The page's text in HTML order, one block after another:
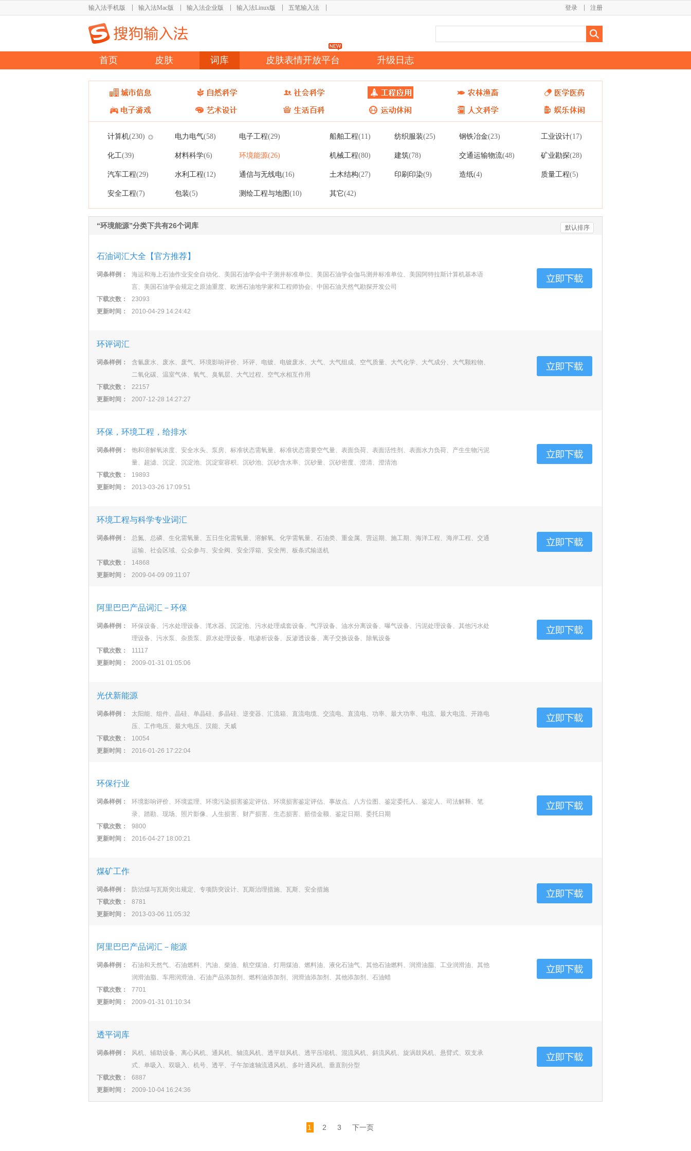
输入法手机版 输入法Mac版 输入法企业版 输入法Linux版 五笔输入法 注册
登录
首页 皮肤 词库 皮肤表情开放平台 升级日志
计算机(230) 电力电气(58) 电子工程(29) 船舶工程(11) 纺织服装(25) 钢铁冶金(23) 工业设计(17)
化工(39) 材料科学(6) 环境能源(26) 机械工程(80) 建筑(78) 交通运输物流(48) 矿业勘探(28)
汽车工程(29) 水利工程(12) 通信与无线电(16) 土木结构(27) 印刷印染(9) 造纸(4) 质量工程(5)
安全工程(7) 包装(5) 测绘工程与地图(10) 其它(42)
“环境能源”分类下共有26个词库 默认排序
石油词汇大全【官方推荐】
词条样例：
海运和海上石油作业安全自动化、美国石油学会中子测井标准单位、美国石油学会伽马测井标准单位、美国阿特拉斯计算机基本语
言、美国石油学会规定之原油重度、欧洲石油地学家和工程师协会、中国石油天然气勘探开发公司
下载次数：
23093
更新时间：
2010-04-29 14:24:42
环评词汇
词条样例：
含氰废水、废水、废气、环境影响评价、环评、电镀、电镀废水、大气、大气组成、空气质量、大气化学、大气成分、大气颗粒物、
二氧化碳、温室气体、氧气、臭氧层、大气过程、空气水相互作用
下载次数：
22157
更新时间：
2007-12-28 14:27:27
环保，环境工程，给排水
词条样例：
饱和溶解氧浓度、安全水头、泵房、标准状态需氧量、标准状态需要空气量、表面负荷、表面活性剂、表面水力负荷、产生生物污泥
量、超滤、沉淀、沉淀池、沉淀室容积、沉砂池、沉砂含水率、沉砂量、沉砂密度、澄清、澄清池
下载次数：
19893
更新时间：
2013-03-26 17:09:51
环境工程与科学专业词汇
词条样例：
总氮、总磷、生化需氧量、五日生化需氧量、溶解氧、化学需氧量、石油类、重金属、营运期、施工期、海洋工程、海岸工程、交通
运输、社会区域、公众参与、安全阀、安全浮箱、安全闸、板条式输送机
下载次数：
14868
更新时间：
2009-04-09 09:11:07
阿里巴巴产品词汇－环保
词条样例：
环保设备、污水处理设备、滗水器、沉淀池、污水处理成套设备、气浮设备、油水分离设备、曝气设备、污泥处理设备、其他污水处
理设备、污水泵、杂质泵、原水处理设备、电渗析设备、反渗透设备、离子交换设备、除氧设备
下载次数：
11117
更新时间：
2009-01-31 01:05:06
光伏新能源
词条样例：
太阳能、组件、晶硅、单晶硅、多晶硅、逆变器、汇流箱、直流电缆、交流电、直流电、功率、最大功率、电流、最大电流、开路电
压、工作电压、最大电压、汉能、天威
下载次数：
10054
更新时间：
2016-01-26 17:22:04
环保行业
词条样例：
环境影响评价、环境监理、环境污染损害鉴定评估、环境损害鉴定评估、事故点、八方位图、鉴定委托人、鉴定人、司法解释、笔
录、踏勘、现场、照片影像、人生损害、财产损害、生态损害、赔偿金额、鉴定日期、委托日期
下载次数：
9800
更新时间：
2016-04-27 18:00:21
煤矿工作
词条样例：
防治煤与瓦斯突出规定、专项防突设计、瓦斯治理措施、瓦斯、安全措施
下载次数：
8781
更新时间：
2013-03-06 11:05:32
阿里巴巴产品词汇－能源
词条样例：
石油和天然气、石油燃料、汽油、柴油、航空煤油、灯用煤油、燃料油、液化石油气、其他石油燃料、润滑油脂、工业润滑油、其他
润滑油脂、车用润滑油、石油产品添加剂、燃料油添加剂、润滑油添加剂、其他添加剂、石油蜡
下载次数：
7701
更新时间：
2009-01-31 01:10:34
透平词库
词条样例：
风机、辅助设备、离心风机、通风机、轴流风机、透平鼓风机、透平压缩机、混流风机、斜流风机、旋涡鼓风机、悬臂式、双支承
式、单吸入、双吸入、机号、透平、子午加速轴流通风机、多叶通风机、垂直剖分型
下载次数：
6887
更新时间：
2009-10-04 16:24:36
1 2 3 下一页